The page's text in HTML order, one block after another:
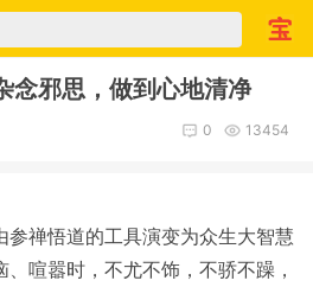
念邪思，做到心地清净
13454
0
禅悟道的工具演变为众生大智慧
喧嚣时，不尤不饰，不骄不躁，